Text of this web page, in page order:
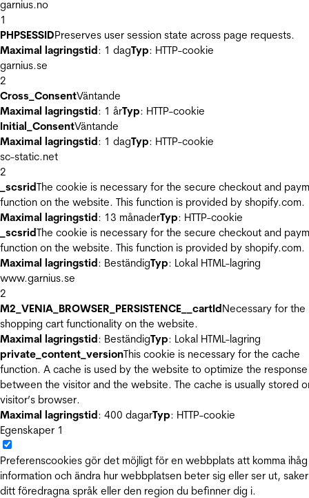
garnius.no
1
PHPSESSIDPreserves user session state across page requests.
Maximal lagringstid: 1 dagTyp: HTTP-cookie
garnius.se
2
Cross_ConsentVäntande
Maximal lagringstid: 1 årTyp: HTTP-cookie
Initial_ConsentVäntande
Maximal lagringstid: 1 dagTyp: HTTP-cookie
sc-static.net
2
_scsridThe cookie is necessary for the secure checkout and
function on the website. This function is provided by shopify.com.
Maximal lagringstid: 13 månaderTyp: HTTP-cookie
_scsridThe cookie is necessary for the secure checkout and
function on the website. This function is provided by shopify.com.
Maximal lagringstid: BeständigTyp: Lokal HTML-lagring
www.garnius.se
2
M2_VENIA_BROWSER_PERSISTENCE__cartIdNecessary for the
shopping cart functionality on the website.
Maximal lagringstid: BeständigTyp: Lokal HTML-lagring
private_content_versionThis cookie is necessary for the cache
function. A cache is used by the website to optimize the
between the visitor and the website. The cache is usually stored
visitor’s browser.
Maximal lagringstid: 400 dagarTyp: HTTP-cookie
Egenskaper 1
Preferenscookies gör det möjligt för en webbplats att komma ihåg
information och ändra hur webbplatsen beter sig eller ser ut,
ditt föredragna språk eller den region du befinner dig i.